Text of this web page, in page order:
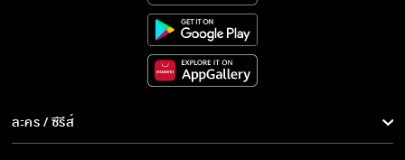
ละคร / ซีรีส์
ละคร/ซีรีส์